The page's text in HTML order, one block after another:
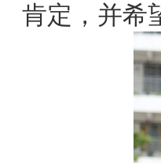
肯定，并希